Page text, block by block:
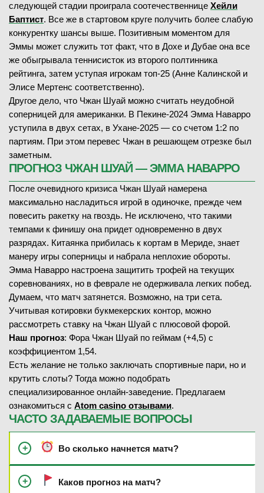
следующей стадии проиграла соотечественнице Хейли
Баптист. Все же в стартовом круге получить более слабую
конкурентку шансы выше. Позитивным моментом для
Эммы может служить тот факт, что в Дохе и Дубае она все
же обыгрывала теннисисток из второго полтинника
рейтинга, затем уступая игрокам топ-25 (Анне Калинской и
Элисе Мертенс соответственно).
Другое дело, что Чжан Шуай можно считать неудобной
соперницей для американки. В Пекине-2024 Эмма Наварро
уступила в двух сетах, в Ухане-2025 — со счетом 1:2 по
партиям. При этом перевес Чжан в решающем отрезке был
заметным.
ПРОГНОЗ ЧЖАН ШУАЙ — ЭММА НАВАРРО
После очевидного кризиса Чжан Шуай намерена
максимально насладиться игрой в одиночке, прежде чем
повесить ракетку на гвоздь. Не исключено, что такими
темпами к финишу она придет одновременно в двух
разрядах. Китаянка прибилась к кортам в Мериде, знает
манеру игры соперницы и набрала неплохие обороты.
Эмма Наварро настроена защитить трофей на текущих
соревнованиях, но в феврале не одерживала легких побед.
Думаем, что матч затянется. Возможно, на три сета.
Учитывая котировки букмекерских контор, можно
рассмотреть ставку на Чжан Шуай с плюсовой форой.
Наш прогноз: Фора Чжан Шуай по геймам (+4,5) с
коэффициентом 1,54.
Есть желание не только заключать спортивные пари, но и
крутить слоты? Тогда можно подобрать
специализированное онлайн-заведение. Предлагаем
ознакомиться с Atom casino отзывами.
ЧАСТО ЗАДАВАЕМЫЕ ВОПРОСЫ
Во сколько начнется матч?
Каков прогноз на матч?